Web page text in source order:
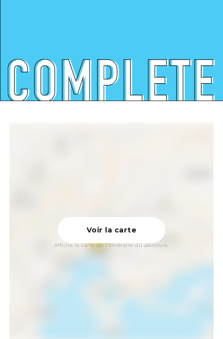
Voir la carte
Affiche la carte de l'itinéraire du parcours.